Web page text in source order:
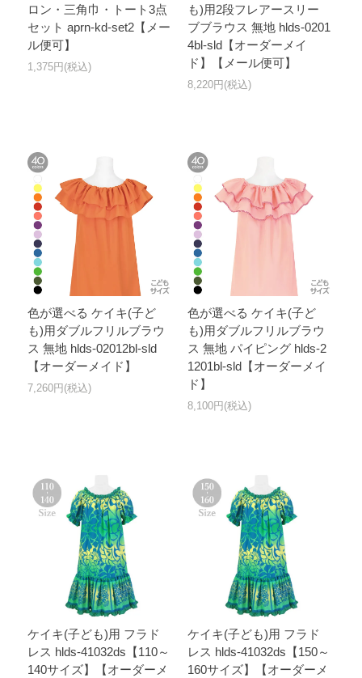
ロン・三角巾・トート3点
セット aprn-kd-set2【メー
ル便可】
1,375円(税込)
も)用2段フレアースリー
ブブラウス 無地 hlds-0201
4bl-sld【オーダーメイ
ド】【メール便可】
8,220円(税込)
色が選べる ケイキ(子ど
も)用ダブルフリルブラウ
ス 無地 hlds-02012bl-sld
【オーダーメイド】
7,260円(税込)
色が選べる ケイキ(子ど
も)用ダブルフリルブラウ
ス 無地 パイピング hlds-2
1201bl-sld【オーダーメイ
ド】
8,100円(税込)
ケイキ(子ども)用 フラド
レス hlds-41032ds【110～
140サイズ】【オーダーメ
ケイキ(子ども)用 フラド
レス hlds-41032ds【150～
160サイズ】【オーダーメ